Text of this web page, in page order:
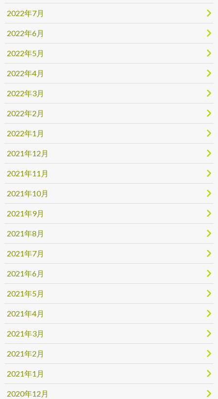
2022年7月
2022年6月
2022年5月
2022年4月
2022年3月
2022年2月
2022年1月
2021年12月
2021年11月
2021年10月
2021年9月
2021年8月
2021年7月
2021年6月
2021年5月
2021年4月
2021年3月
2021年2月
2021年1月
2020年12月